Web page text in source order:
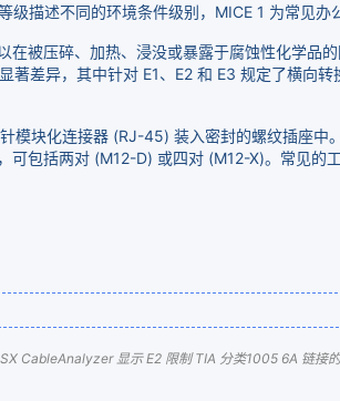
描述不同的环境条件级别，MICE 1 为常见办
被压碎、加热、浸没或暴露于腐蚀性化学品
著差异，其中针对 E1、E2 和 E3 规定了横向
块化连接器 (RJ-45) 装入密封的螺纹插座中
包括两对 (M12-D) 或四对 (M12-X)。常见
CableAnalyzer 显示 E2 限制 TIA 分类1005 6A 链接的